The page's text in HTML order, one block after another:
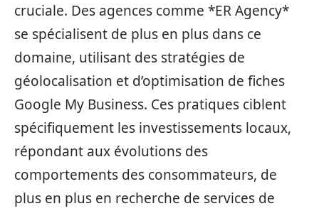
cruciale. Des agences comme *ER Agency*
se spécialisent de plus en plus dans ce
domaine, utilisant des stratégies de
géolocalisation et d’optimisation de fiches
Google My Business. Ces pratiques ciblent
spécifiquement les investissements locaux,
répondant aux évolutions des
comportements des consommateurs, de
plus en plus en recherche de services de